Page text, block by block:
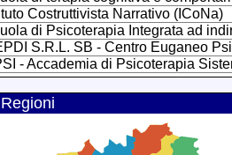
Costruttivista Narrativo (ICoNa)
di Psicoterapia Integrata ad
S.R.L. SB - Centro Euganeo
- Accademia di Psicoterapia